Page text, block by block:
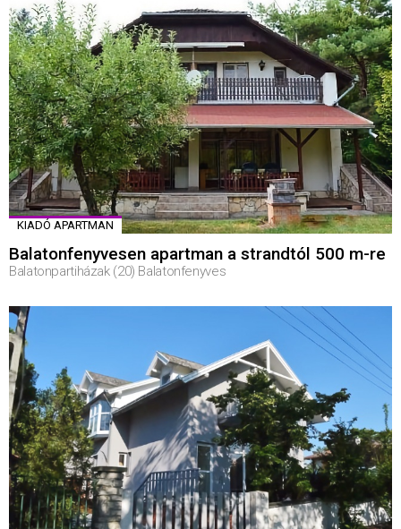
KIADÓ APARTMAN
Balatonfenyvesen apartman a strandtól 500 m-re
Balatonpartiházak (20) Balatonfenyves